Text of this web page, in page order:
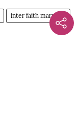
inter faith marriage